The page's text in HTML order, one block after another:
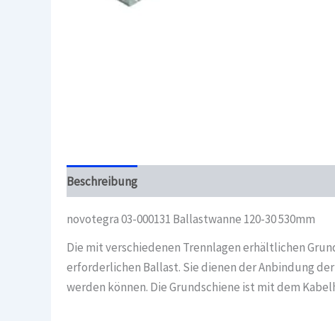
Beschreibung
novotegra 03-000131 Ballastwanne 120-30 530mm
Die mit verschiedenen Trennlagen erhältlichen
erforderlichen Ballast. Sie dienen der Anbindung
werden können. Die Grundschiene ist mit dem